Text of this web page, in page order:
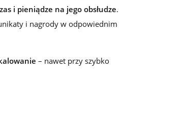
i pieniądze na jego obsłudze.
i nagrody w odpowiednim
– nawet przy szybko